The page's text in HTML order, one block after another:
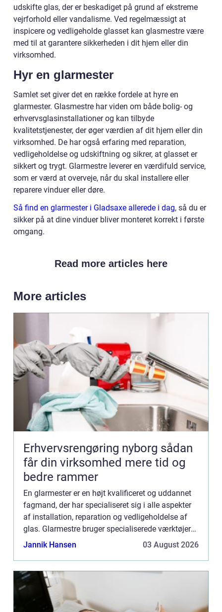
udskifte glas, der er beskadiget på grund af ekstreme
vejrforhold eller vandalisme. Ved regelmæssigt at
inspicere og vedligeholde glasset kan glasmestre være
med til at garantere sikkerheden i dit hjem eller din
virksomhed.
Hyr en glarmester
Samlet set giver det en række fordele at hyre en
glarmester. Glasmestre har viden om både bolig- og
erhvervsglasinstallationer og kan tilbyde
kvalitetstjenester, der øger værdien af dit hjem eller din
virksomhed. De har også erfaring med reparation,
vedligeholdelse og udskiftning og sikrer, at glasset er
sikkert og trygt. Glarmestre leverer en værdifuld service,
som er værd at overveje, når du skal installere eller
reparere vinduer eller døre.
Så find en glarmester i Gladsaxe allerede i dag, så du er
sikker på at dine vinduer bliver monteret korrekt i første
omgang.
Read more articles here
More articles
Erhvervsrengøring nyborg sådan
får din virksomhed mere tid og
bedre rammer
En glarmester er en højt kvalificeret og uddannet
fagmand, der har specialiseret sig i alle aspekter
af installation, reparation og vedligeholdelse af
glas. Glarmestre bruger specialiserede værktøjer
og teknikker til at arbejde med både private og er...
Jannik Hansen 03 August 2026